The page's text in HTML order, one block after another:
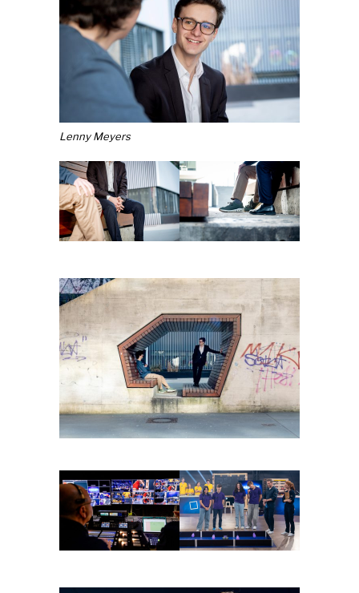
Lenny Meyers